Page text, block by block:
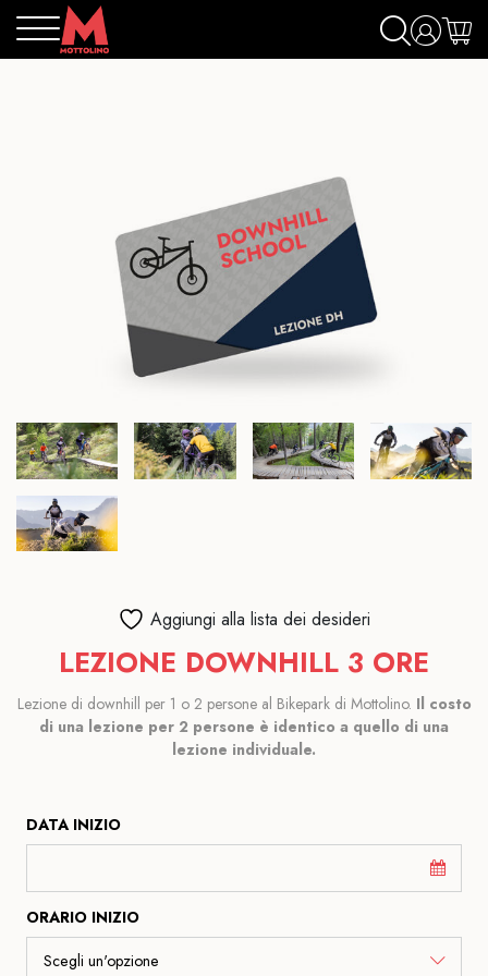
Aggiungi alla lista dei desideri
LEZIONE DOWNHILL 3 ORE
Lezione di downhill per 1 o 2 persone al Bikepark di Mottolino. Il costo
di una lezione per 2 persone è identico a quello di una
lezione individuale.
DATA INIZIO
ORARIO INIZIO